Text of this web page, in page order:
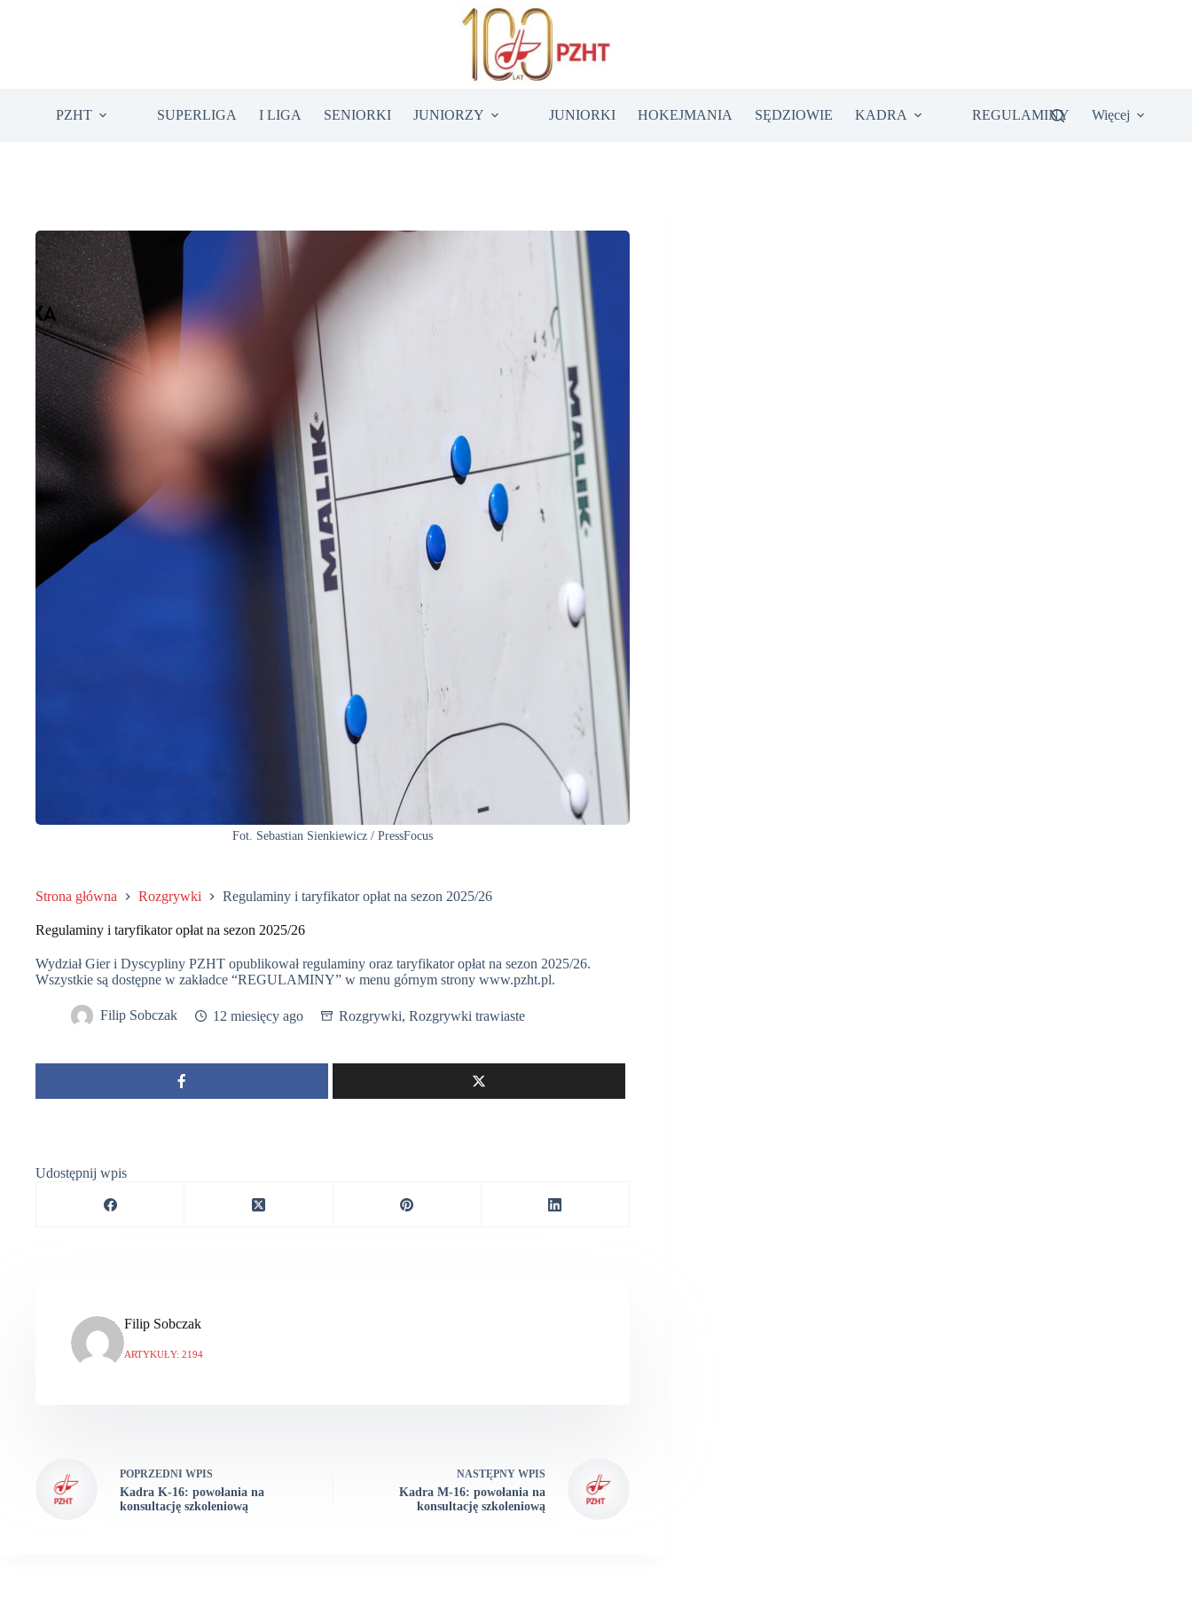
PZHT SUPERLIGA I LIGA SENIORKI JUNIORZY JUNIORKI HOKEJMANIA SĘDZIOWIE KADRA REGULAMINY Więcej
Fot. Sebastian Sienkiewicz / PressFocus
Strona główna Rozgrywki Regulaminy i taryfikator opłat na sezon 2025/26
Regulaminy i taryfikator opłat na sezon 2025/26
Wydział Gier i Dyscypliny PZHT opublikował regulaminy oraz taryfikator opłat na sezon 2025/26.
Wszystkie są dostępne w zakładce “REGULAMINY” w menu górnym strony www.pzht.pl.
Filip Sobczak 12 miesięcy ago Rozgrywki, Rozgrywki trawiaste
Udostępnij wpis
Filip Sobczak
ARTYKUŁY: 2194
POPRZEDNI WPIS
Kadra K-16: powołania na
konsultację szkoleniową
NASTĘPNY WPIS
Kadra M-16: powołania na
konsultację szkoleniową